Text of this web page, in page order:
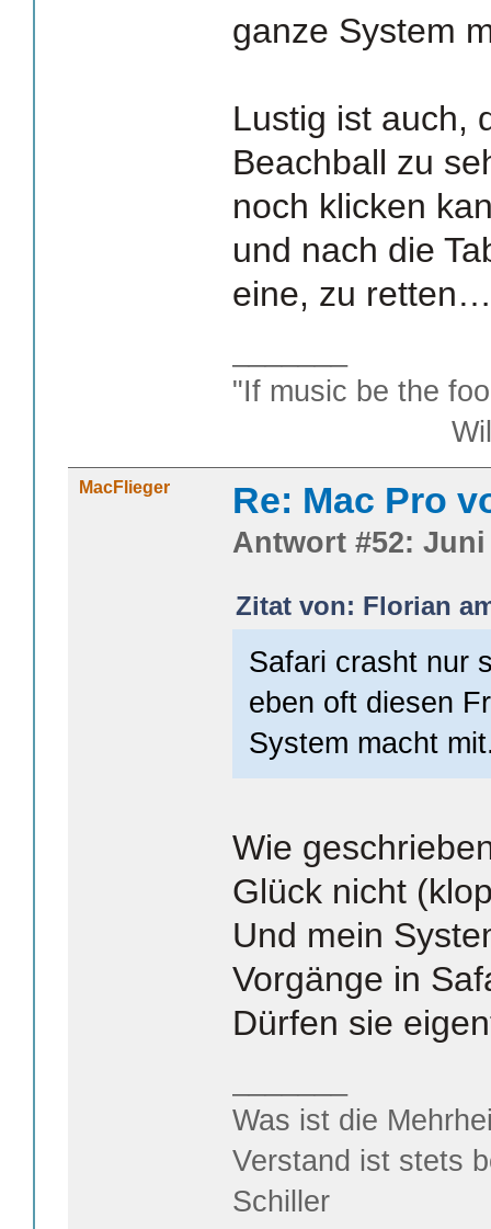
ganze System
Lustig ist auch,
Beachball zu
noch klicken
und nach die
eine, zu
"If music be the
William
MacFlieger Re: Mac Pro
Antwort #52: Juni
Zitat von: Florian
Safari crasht nur
eben oft diesen
System macht
Wie
Glück nicht
Und mein
Vorgänge in
Dürfen sie
Was ist die
Verstand ist stets
Schiller